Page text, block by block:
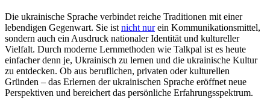
Die ukrainische Sprache verbindet reiche Traditionen mit einer
lebendigen Gegenwart. Sie ist nicht nurein Kommunikationsmittel,
sondern auch ein Ausdruck nationaler Identität und kultureller
Vielfalt. Durch moderne Lernmethoden wie Talkpal ist es heute
einfacher denn je, Ukrainisch zu lernen und die ukrainische Kultur
zu entdecken. Ob aus beruflichen, privaten oder kulturellen
Gründen – das Erlernen der ukrainischen Sprache eröffnet neue
Perspektiven und bereichert das persönliche Erfahrungsspektrum.